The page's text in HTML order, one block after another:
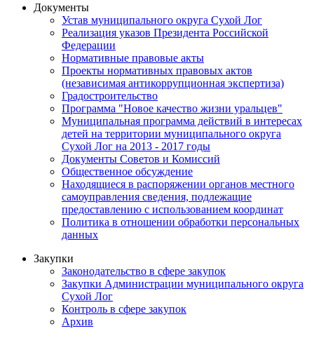
Документы
Устав муниципального округа Сухой Лог
Реализация указов Президента Российской
Федерации
Нормативные правовые акты
Проекты нормативных правовых актов
(независимая антикоррупционная экспертиза)
Градостроительство
Программа "Новое качество жизни уральцев"
Муниципальная программа действий в интересах
детей на территории муниципального округа
Сухой Лог на 2013 - 2017 годы
Документы Советов и Комиссий
Общественное обсуждение
Находящиеся в распоряжении органов местного
самоуправления сведения, подлежащие
предоставлению с использованием координат
Политика в отношении обработки персональных
данных
Закупки
Законодательство в сфере закупок
Закупки Администрации муниципального округа
Сухой Лог
Контроль в сфере закупок
Архив